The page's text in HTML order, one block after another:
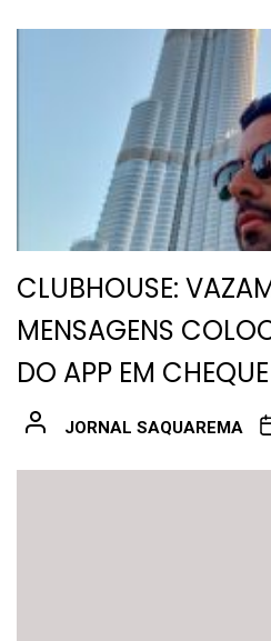
CLUBHOUSE:
MENSAGENS
DO APP EM CHEQUE
JORNAL SAQUAREMA